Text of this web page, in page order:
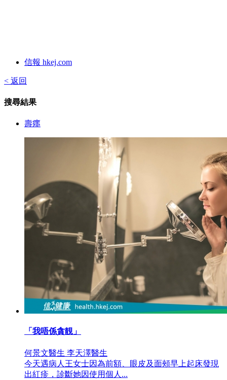
信報 hkej.com
< 返回
搜尋結果
壽癦
「我唔係貪靚」
何景文醫生 李天澤醫生
今天遇病人王女士因為前額、眼皮及面頰早上起床發現
出紅疹，診斷她因使用個人...